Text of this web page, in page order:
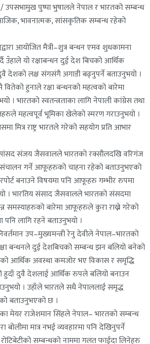
उपसभामुख पुष्पा भुषालले नेपाल र भारतको सम्बन्ध
भावनात्मक, सांसकृतिक सम्बन्ध रहेको
आयोजित मैत्री–शुत्र बन्धन एमव शुधकामना
उँहाले यो रक्षाबन्धन दुई देश बिचको आर्थिक
देशको लक्ष संगसंगै अगाडी बढ्नुपर्ने बताउनुभयो ।
हुनाले रक्षा बन्धनको महत्वको बारेमा
। भारतको स्वतन्त्रताका लागि नेपाली कांग्रेस तथा
महत्वपूर्व भूमिका खेलेको स्मरण गराउनुभयो ।
मित्र राष्ट्र भारतले गरेको सहयोग प्रति आभार
संजय जैसवालले भारतको रक्सौलदखि वरिगंज
गर्ने आफूहरुको चाहना रहेको बताउनुभएको
बनाउने विषयमा पनि आफूहरु गम्भीर रुपमा
। भारतिय संसाद जैसवालले भारतको संसदमा
समस्याहरुको बारेमा आफूहरुले कुरा राख्ने गरेको
लागि रहने बताउनुभयो ।
उप–मुख्यमन्त्री रेनु देवीले नेपाल–भारतको
बन्धनले दुई देशबिचको सम्बन्ध झन बलियो बनेको
आर्थिक अवस्था कमजोर भए विकास र समृद्धि
हुदाँ दुवै देशलाई आर्थिक रुपले बलियो बनाउन
। उहाँले भारतले सधै नेपाललाई समृद्ध
बताउनुभएको छ ।
मेयर राजेशमान सिंहले नेपाल– भारतको सम्बन्ध
बोलीमा मात्र नभई व्यवहारमा पनि देखिनुपर्ने
सम्बन्धको नाममा गलत फाईदा लिनेहरु